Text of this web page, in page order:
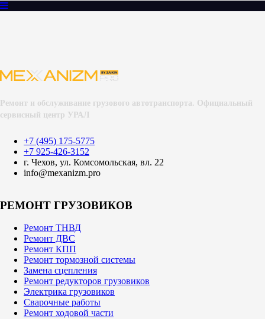
Ремонт и обслуживание грузового автотранспорта. Официальный
сервисный центр УРАЛ
+7 (495) 175-5775
+7 925-426-3152
г. Чехов, ул. Комсомольская, вл. 22
info@mexanizm.pro
РЕМОНТ ГРУЗОВИКОВ
Ремонт ТНВД
Ремонт ДВС
Ремонт КПП
Ремонт тормозной системы
Замена сцепления
Ремонт редукторов грузовиков
Электрика грузовиков
Сварочные работы
Ремонт ходовой части